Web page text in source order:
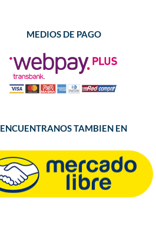
MEDIOS DE PAGO
ENCUENTRANOS TAMBIEN EN